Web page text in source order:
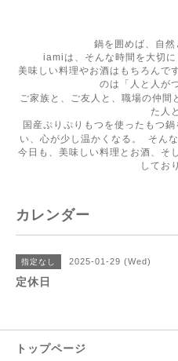
鍋を囲めば、自然
iamiは、そんな時間を大切に
美味しい料理やお酒はもちろんで
のは「人と人が
ご家族と、ご友人と、職場の仲
た人
国産ぷりぷりもつを使ったもつ
い、心が少し温かくなる。 そん
今日も、美味しい料理とお酒、そ
してお
カレンダー
指定なし 2025-01-29 (Wed)
定休日
トップページ